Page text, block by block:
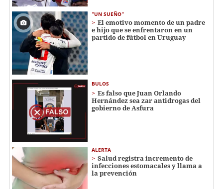
"UN SUEÑO"
El emotivo momento de un padre
e hijo que se enfrentaron en un
partido de fútbol en Uruguay
BULOS
Es falso que Juan Orlando
Hernández sea zar antidrogas del
gobierno de Asfura
ALERTA
Salud registra incremento de
infecciones estomacales y llama a
la prevención